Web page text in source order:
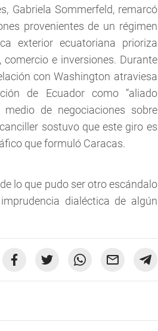
Gabriela Sommerfeld, remarcó
provenientes de un régimen
exterior ecuatoriana prioriza
e inversiones. Durante
con Washington atraviesa
de Ecuador como “aliado
de negociaciones sobre
sostuvo que este giro es
que formuló Caracas.
lo que pudo ser otro escándalo
dialéctica de algún